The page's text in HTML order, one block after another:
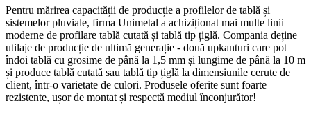
Pentru mărirea capacității de producție a profilelor de tablă și
sistemelor pluviale, firma Unimetal a achiziționat mai multe linii
moderne de profilare tablă cutată și tablă tip țiglă. Compania deține
utilaje de producție de ultimă generație - două upkanturi care pot
îndoi tablă cu grosime de până la 1,5 mm și lungime de până la 10 m
și produce tablă cutată sau tablă tip țiglă la dimensiunile cerute de
client, într-o varietate de culori. Produsele oferite sunt foarte
rezistente, ușor de montat și respectă mediul înconjurător!